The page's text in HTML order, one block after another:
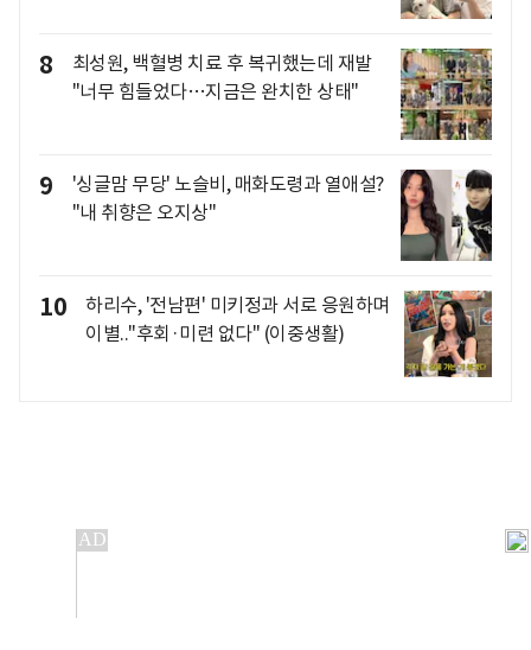
8
최성원, 백혈병 치료 후 복귀했는데 재발
"너무 힘들었다…지금은 완치한 상태"
9
'싱글맘 무당' 노슬비, 매화도령과 열애설?
"내 취향은 오지상"
10
하리수, '전남편' 미키정과 서로 응원하며
이별.."후회·미련 없다" (이중생활)